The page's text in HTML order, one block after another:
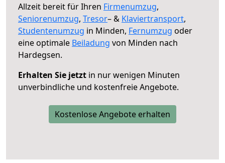
Allzeit bereit für Ihren Firmenumzug,
Seniorenumzug, Tresor– & Klaviertransport,
Studentenumzug in Minden, Fernumzug oder
eine optimale Beiladung von Minden nach
Hardegsen.
Erhalten Sie jetzt in nur wenigen Minuten
unverbindliche und kostenfreie Angebote.
Kostenlose Angebote erhalten